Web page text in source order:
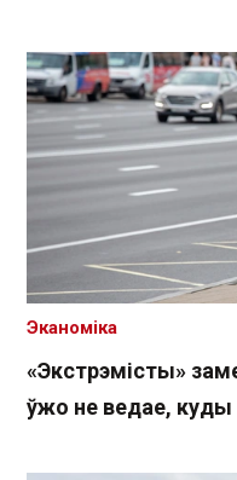
«Экстрэмісты»
ўжо не ведае, куды
Эканоміка